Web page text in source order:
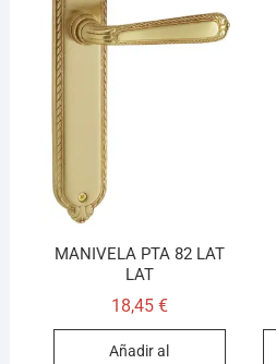
MANIVELA PTA 82 LAT
LAT
18,45 €
Añadir al